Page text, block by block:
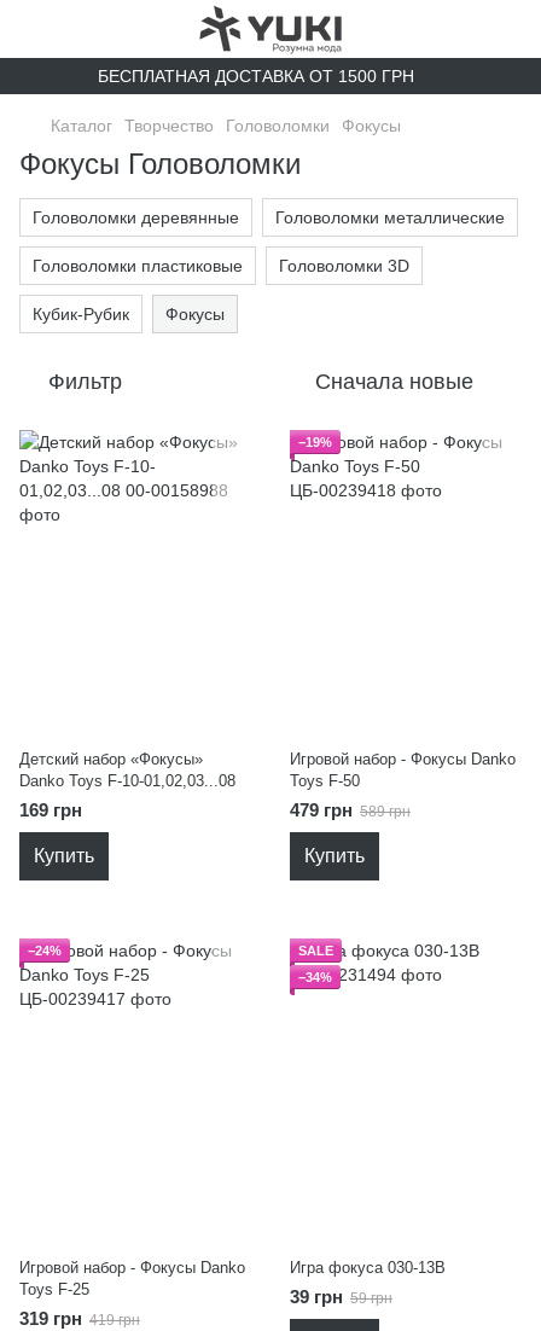
БЕСПЛАТНАЯ ДОСТАВКА ОТ 1500 ГРН
Каталог Творчество Головоломки Фокусы
Фокусы Головоломки
Головоломки деревянные Головоломки металлические
Головоломки пластиковые Головоломки 3D
Кубик-Рубик Фокусы
Фильтр Сначала новые
Детский набор «Фокусы»
Danko Toys F-10-01,02,03...08
169 грн
Купить
−19%
Игровой набор - Фокусы Danko
Toys F-50
479 грн 589 грн
Купить
−24%
Игровой набор - Фокусы Danko
Toys F-25
319 грн 419 грн
SALE
−34%
Игра фокуса 030-13B
39 грн 59 грн